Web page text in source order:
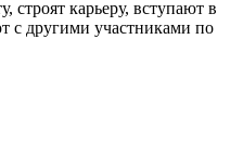
строят карьеру, вступают в
с другими участниками по